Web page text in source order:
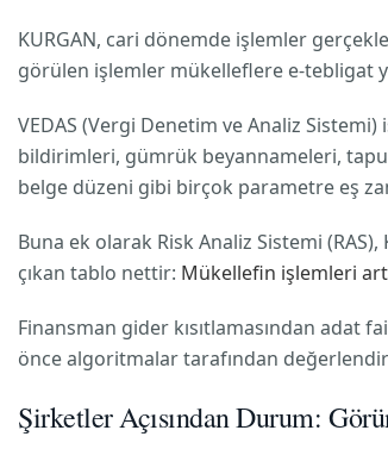
KURGAN, cari dönemde işlemler
görülen işlemler mükelleflere e-tebligat
VEDAS (Vergi Denetim ve Analiz
bildirimleri, gümrük beyannameleri, tapu
belge düzeni gibi birçok parametre eş
Buna ek olarak Risk Analiz Sistemi
çıkan tablo nettir: Mükellefin işlemleri
Finansman gider kısıtlamasından
önce algoritmalar tarafından
Şirketler Açısından Durum: